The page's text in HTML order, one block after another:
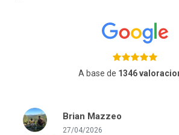
A base de 1346
Brian Mazzeo
27/04/2026